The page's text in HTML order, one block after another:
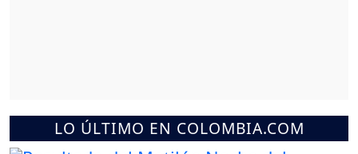
LO ÚLTIMO EN COLOMBIA.COM